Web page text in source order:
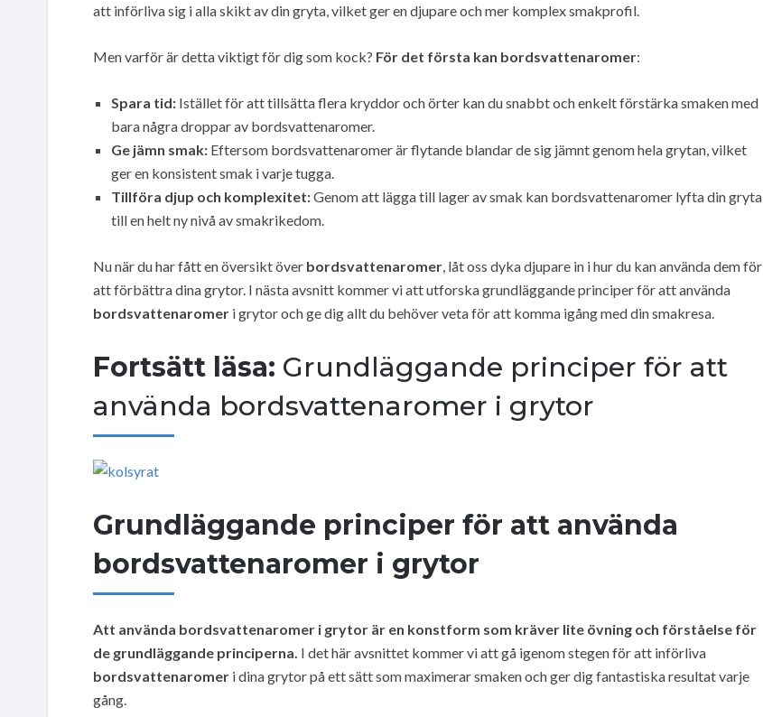
att införliva sig i alla skikt av din gryta, vilket ger en djupare och mer komplex smakprofil.
Men varför är detta viktigt för dig som kock? För det första kan bordsvattenaromer:
Spara tid: Istället för att tillsätta flera kryddor och örter kan du snabbt och enkelt förstärka smaken med
bara några droppar av bordsvattenaromer.
Ge jämn smak: Eftersom bordsvattenaromer är flytande blandar de sig jämnt genom hela grytan, vilket
ger en konsistent smak i varje tugga.
Tillföra djup och komplexitet:Genom att lägga till lager av smak kan bordsvattenaromer lyfta din gryta
till en helt ny nivå av smakrikedom.
Nu när du har fått en översikt över bordsvattenaromer, låt oss dyka djupare in i hur du kan använda dem för
att förbättra dina grytor. I nästa avsnitt kommer vi att utforska grundläggande principer för att använda
bordsvattenaromer i grytor och ge dig allt du behöver veta för att komma igång med din smakresa.
Fortsätt läsa: Grundläggande principer för att
använda bordsvattenaromer i grytor
Grundläggande principer för att använda
bordsvattenaromer i grytor
Att använda bordsvattenaromer i grytor är en konstform som kräver lite övning och förståelse för
de grundläggande principerna. I det här avsnittet kommer vi att gå igenom stegen för att införliva
bordsvattenaromer i dina grytor på ett sätt som maximerar smaken och ger dig fantastiska resultat varje
gång.